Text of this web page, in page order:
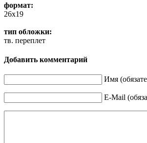
формат:
26x19
тип обложки:
тв. переплет
Добавить комментарий
Имя
E-Mail